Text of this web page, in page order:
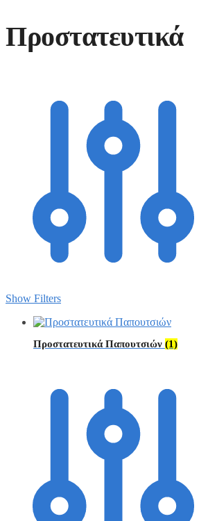
Προστατευτικά
Show Filters
Προστατευτικά Παπουτσιών (1)